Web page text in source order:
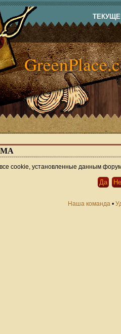
cookie, установленные данным
Наша команда •